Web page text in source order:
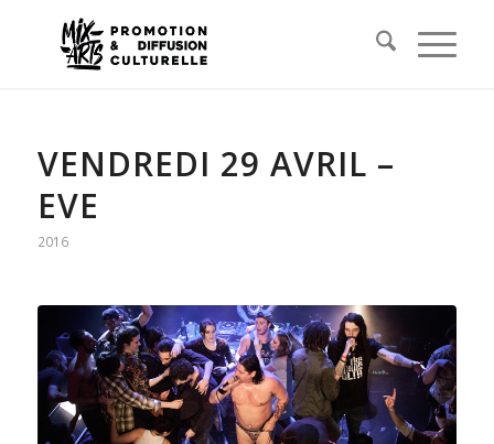
VENDREDI 29 AVRIL –
EVE
2016